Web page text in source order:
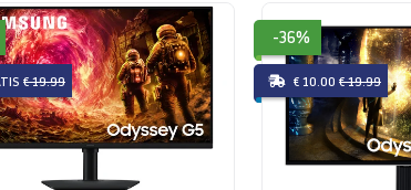
€ 19.99
-36%
€ 10.00 € 19.99